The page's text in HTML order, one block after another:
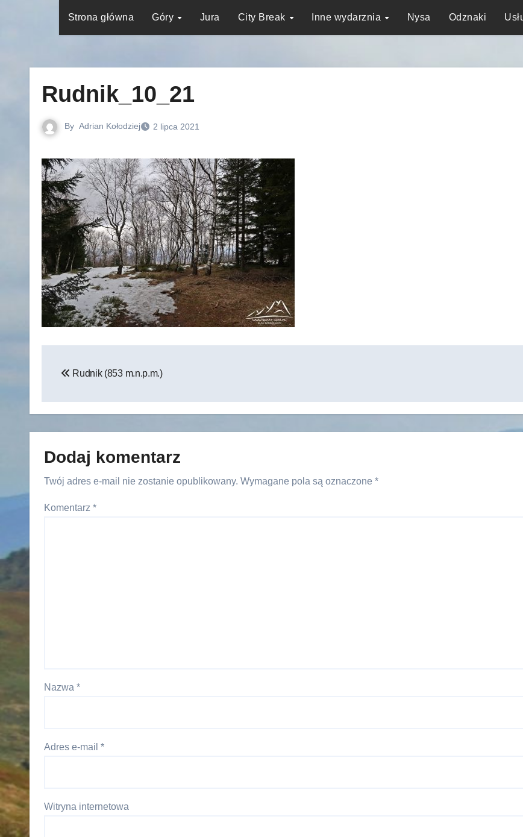
Strona główna Góry Jura City Break Inne wydarznia Nysa Odznaki
Rudnik_10_21
By Adrian Kołodziej 2 lipca 2021
wpisuRudnik (853 m.n.p.m.)
Dodaj komentarz
Twój adres e-mail nie zostanie opublikowany. Wymagane pola są oznaczone *
Komentarz *
Nazwa *
Adres e-mail *
Witryna internetowa